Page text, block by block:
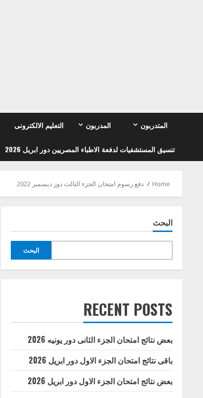
المتدربون المدربون التعليم الالكترونى
تنسيق المستشفيات لدفعة الاطباء المصريين دور ابريل 2026
Home دفع رسوم امتحان الجزء الثالث دور ديسمبر 2022
البحث
البحث
RECENT POSTS
بعض نتائج امتحان الجزء الثانى دور يونيه 2026
باقى نتائج امتحان الجزء الاول دور ابريل 2026
بعض نتائج امتحان الجزء الاول دور ابريل 2026